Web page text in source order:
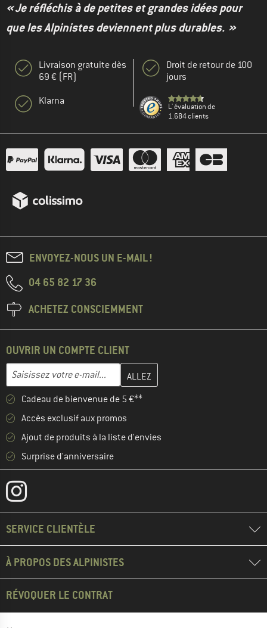
« Je réfléchis à de petites et grandes idées pour
que les Alpinistes deviennent plus durables. »
Livraison gratuite dès
69 € (FR)
Klarna
Droit de retour de 100
jours
L' évaluation de
1.684 clients
ENVOYEZ-NOUS UN E-MAIL !
04 65 82 17 36
ACHETEZ CONSCIEMMENT
OUVRIR UN COMPTE CLIENT
Adresse e-mail
Entrez votre adresse e-mail ici et créez votre compte client à la
Cadeau de bienvenue de 5 €**
Accès exclusif aux promos
Ajout de produits à la liste d'envies
Surprise d'anniversaire
SERVICE CLIENTÈLE
À PROPOS DES ALPINISTES
RÉVOQUER LE CONTRAT